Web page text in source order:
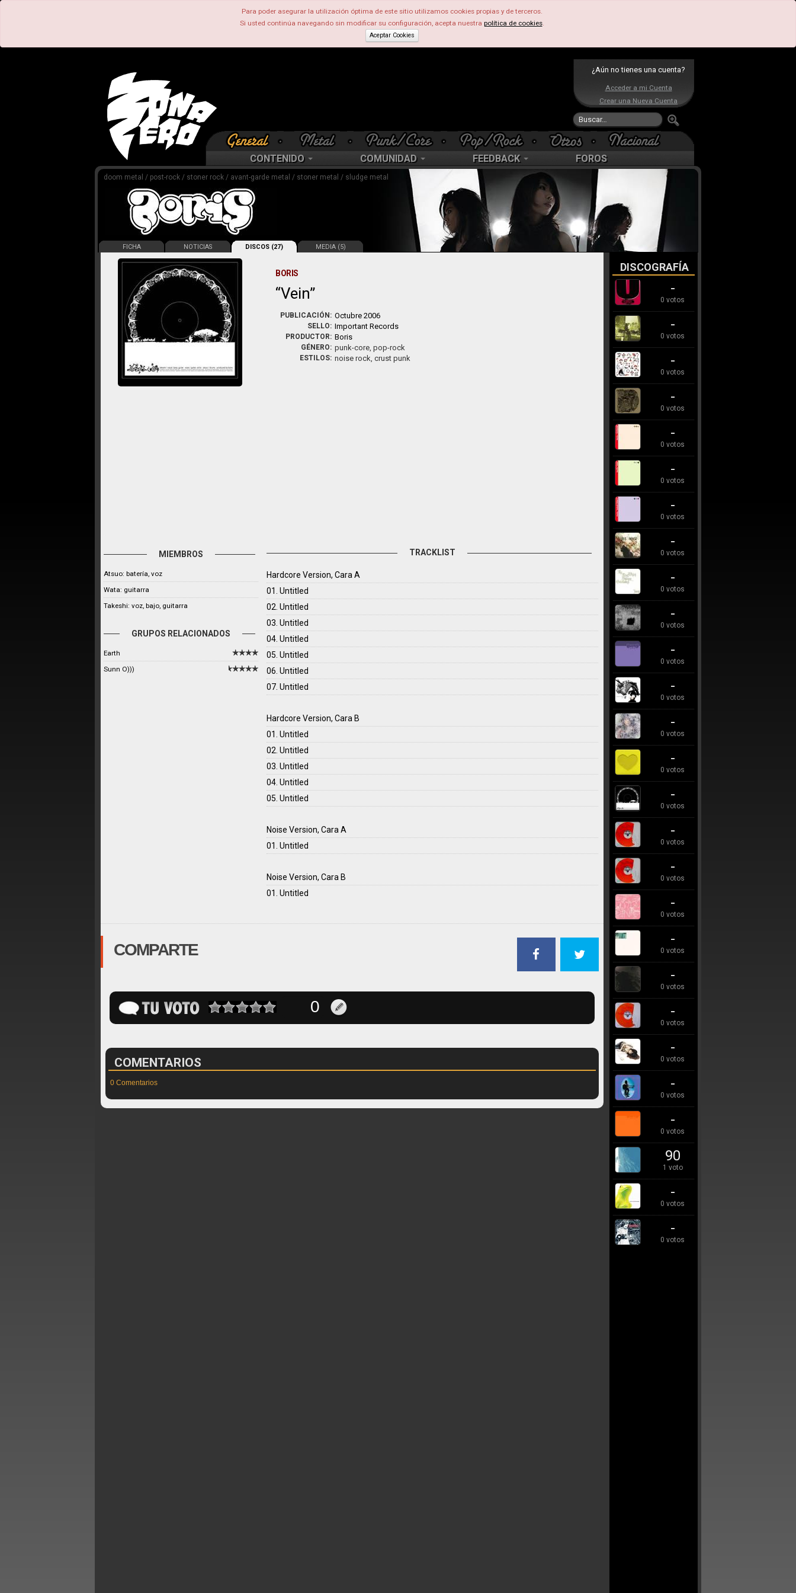
Para poder asegurar la utilización óptima de este sitio utilizamos cookies propias y de terceros.
Si usted continúa navegando sin modificar su configuración, acepta nuestra política de cookies.
Aceptar Cookies
¿Aún no tienes una cuenta?
Acceder a mi Cuenta
Crear una Nueva Cuenta
CONTENIDO COMUNIDAD FEEDBACK FOROS
doom metal / post-rock / stoner rock / avant-garde metal / stoner metal / sludge metal
FICHA NOTICIAS DISCOS (27) MEDIA (5)
BORIS
Vein
PUBLICACIÓN: Octubre 2006
SELLO: Important Records
PRODUCTOR: Boris
GÉNERO: punk-core, pop-rock
ESTILOS: noise rock, crust punk
MIEMBROS
Atsuo: batería, voz
Wata: guitarra
Takeshi: voz, bajo, guitarra
GRUPOS RELACIONADOS
Earth
Sunn O)))
TRACKLIST
Hardcore Version, Cara A
01. Untitled
02. Untitled
03. Untitled
04. Untitled
05. Untitled
06. Untitled
07. Untitled
Hardcore Version, Cara B
01. Untitled
02. Untitled
03. Untitled
04. Untitled
05. Untitled
Noise Version, Cara A
01. Untitled
Noise Version, Cara B
01. Untitled
COMPARTE
COMENTARIOS
0 Comentarios
DISCOGRAFÍA
-
0 votos
-
0 votos
-
0 votos
-
0 votos
-
0 votos
-
0 votos
-
0 votos
-
0 votos
-
0 votos
-
0 votos
-
0 votos
-
0 votos
-
0 votos
-
0 votos
-
0 votos
-
0 votos
-
0 votos
-
0 votos
-
0 votos
-
0 votos
-
0 votos
-
0 votos
-
0 votos
-
0 votos
90
1 voto
-
0 votos
-
0 votos